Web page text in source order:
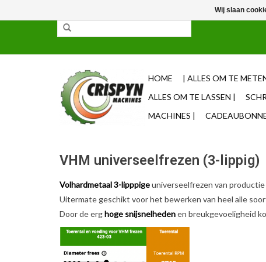
HOME | ALLES OM TE
ALLES OM TE LASSEN |
MACHINES |
VHM universeelfrezen (3-lippig)
Volhardmetaal 3-lipppigeuniverseelfrezen van
Uitermate geschikt voor het bewerken van heel alle
Door de erghoge snijsnelhedenen breukgevoeligheid
Wij slaan
✓ 85% uit voorraad leverbaar ✓ Op werkdagen